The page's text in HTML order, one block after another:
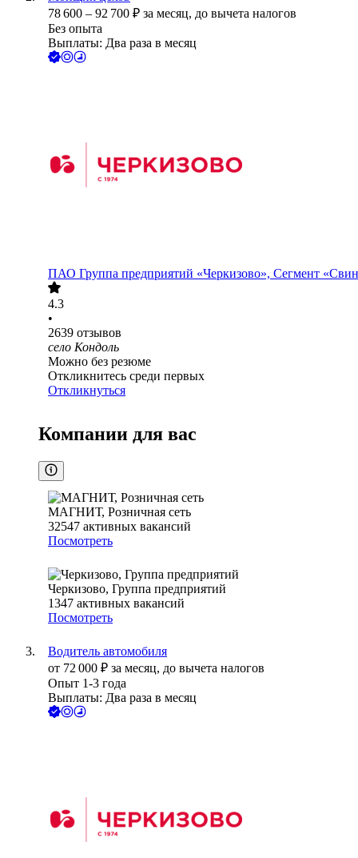
78 600 – 92 700 ₽ за месяц, до вычета налогов
Без опыта
Выплаты: Два раза в месяц
ПАО Группа предприятий «Черкизово», Сегмент
4.3
•
2639 отзывов
село Кондоль
Можно без резюме
Откликнитесь среди первых
Откликнуться
Компании для вас
МАГНИТ, Розничная сеть
32547 активных вакансий
Посмотреть
Черкизово, Группа предприятий
1347 активных вакансий
Посмотреть
Водитель автомобиля
от 72 000 ₽ за месяц, до вычета налогов
Опыт 1-3 года
Выплаты: Два раза в месяц